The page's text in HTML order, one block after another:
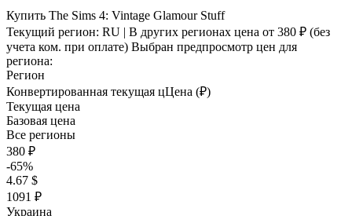
Купить The Sims 4: Vintage Glamour Stuff
Текущий регион: RU | В других регионах цена от 380 ₽ (без
учета ком. при оплате) Выбран предпросмотр цен для
региона:
Регион
Конвертированная текущая цЦена (₽)
Текущая цена
Базовая цена
Все регионы
380 ₽
-65%
4.67 $
1091 ₽
Украина